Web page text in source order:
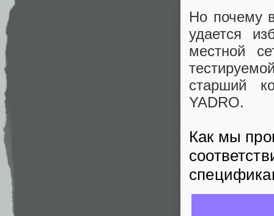
Но почему
удается
местной
старший
YADRO.
Как мы